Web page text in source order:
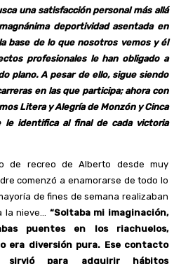
una satisfacción personal más allá
deportividad asentada en
base de lo que nosotros vemos y él
profesionales le han obligado a
plano. A pesar de ello, sigue siendo
en las que participa; ahora con
Litera y Alegría de Monzón y Cinca
identifica al final de cada victoria
de recreo de Alberto desde muy
comenzó a enamorarse de todo lo
de fines de semana realizaban
nieve…
“Soltaba mi imaginación,
puentes en los riachuelos,
era diversión pura. Ese contacto
para adquirir hábitos